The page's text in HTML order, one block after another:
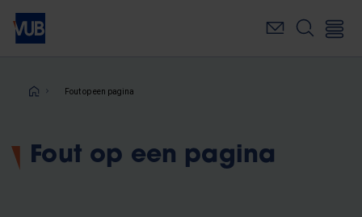
Overslaan
naar
inhoudKruimelpad
Fout op een pagina
Fout op een pagina